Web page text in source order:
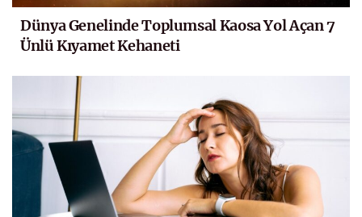
Dünya Genelinde Toplumsal Kaosa Yol Açan 7
Ünlü Kıyamet Kehaneti